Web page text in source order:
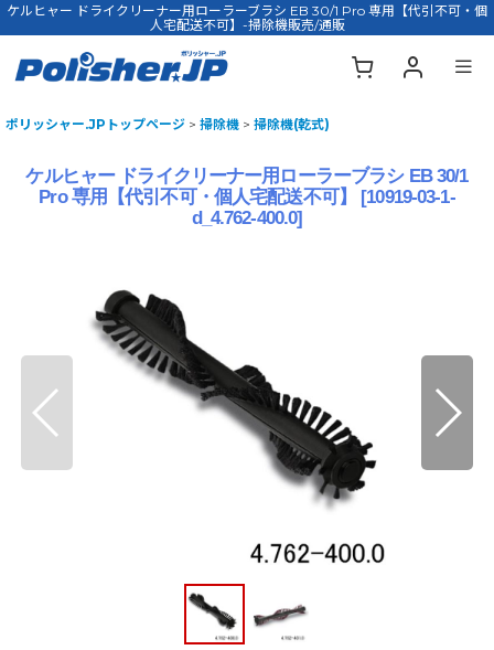
ケルヒャー ドライクリーナー用ローラーブラシ EB 30/1 Pro 専用【代引不可・個
人宅配送不可】-掃除機販売/通販
ポリッシャー.JPトップページ > 掃除機 > 掃除機(乾式)
ケルヒャー ドライクリーナー用ローラーブラシ EB 30/1
Pro 専用【代引不可・個人宅配送不可】
[10919-03-1-
d_4.762-400.0]